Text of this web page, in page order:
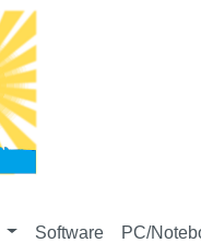
Software PC/